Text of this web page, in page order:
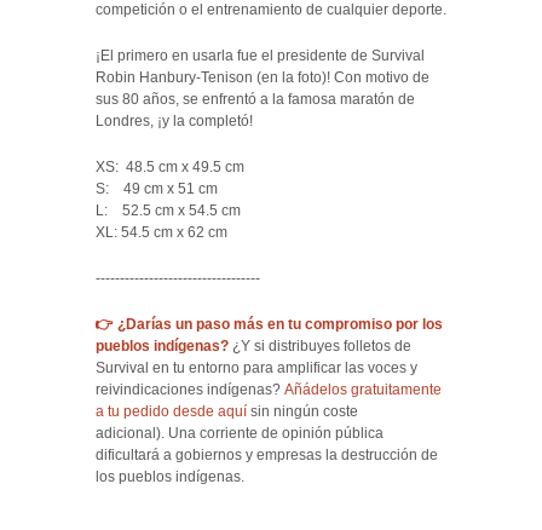
competición o el entrenamiento de cualquier deporte.
¡El primero en usarla fue el presidente de Survival
Robin Hanbury-Tenison (en la foto)! Con motivo de
sus 80 años, se enfrentó a la famosa maratón de
Londres, ¡y la completó!
XS: 48.5 cm x 49.5 cm
S: 49 cm x 51 cm
L: 52.5 cm x 54.5 cm
XL: 54.5 cm x 62 cm
----------------------------------
👉 ¿Darías un paso más en tu compromiso por los
pueblos indígenas? ¿Y si distribuyes folletos de
Survival en tu entorno para amplificar las voces y
reivindicaciones indígenas? Añádelos gratuitamente
a tu pedido desde aquí sin ningún coste
adicional). Una corriente de opinión pública
dificultará a gobiernos y empresas la destrucción de
los pueblos indígenas.